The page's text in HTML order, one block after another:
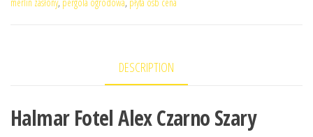
DESCRIPTION
Halmar Fotel Alex Czarno Szary